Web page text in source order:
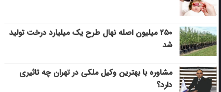
۲۵۰ میلیون اصله نهال طرح یک میلیارد درخت تولید
شد
مشاوره با بهترین وکیل ملکی در تهران چه تاثیری
دارد؟